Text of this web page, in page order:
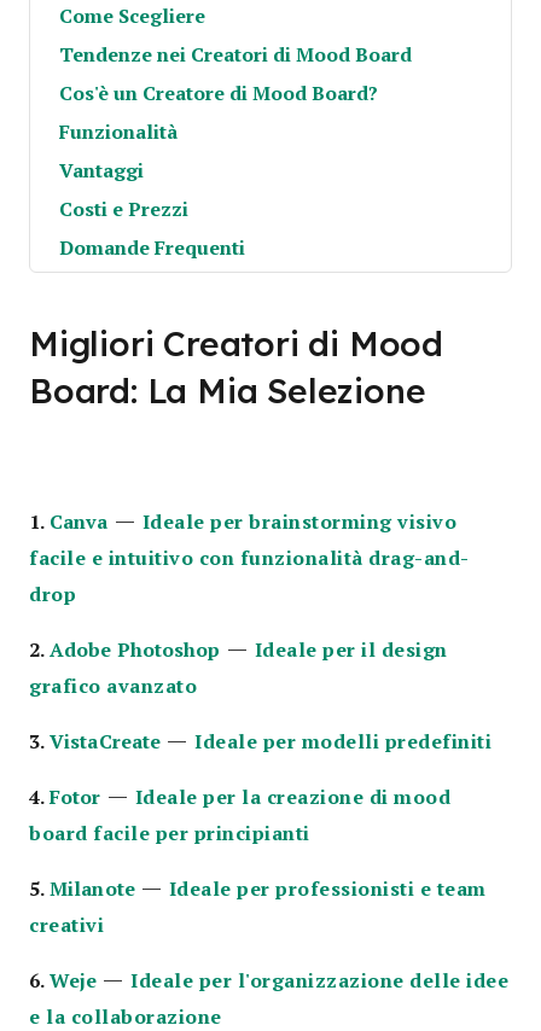
Come Scegliere
Tendenze nei Creatori di Mood Board
Cos'è un Creatore di Mood Board?
Funzionalità
Vantaggi
Costi e Prezzi
Domande Frequenti
Migliori Creatori di Mood
Board: La Mia Selezione
1. Canva — Ideale per brainstorming visivo
facile e intuitivo con funzionalità drag-and-
drop
2.Adobe Photoshop — Ideale per il design
grafico avanzato
3.VistaCreate —Ideale per modelli predefiniti
4.Fotor — Ideale per la creazione di mood
board facile per principianti
5.Milanote — Ideale per professionisti e team
creativi
6.Weje —Ideale per l'organizzazione delle idee
e la collaborazione